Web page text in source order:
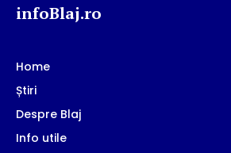
infoBlaj.ro
Home
Știri
Despre Blaj
Info utile